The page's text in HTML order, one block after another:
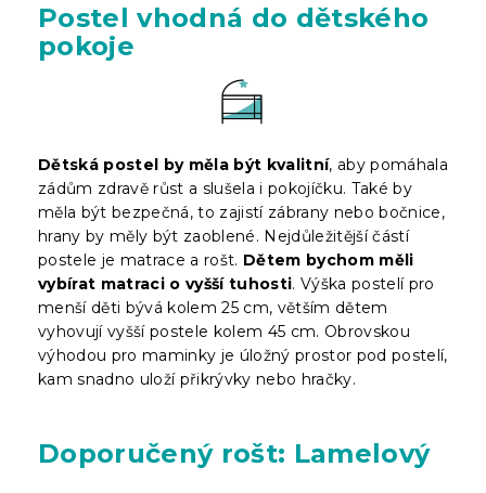
Postel vhodná do dětského
pokoje
Dětská postel by měla být kvalitní, aby pomáhala
zádům zdravě růst a slušela i pokojíčku. Také by
měla být bezpečná, to zajistí zábrany nebo bočnice,
hrany by měly být zaoblené. Nejdůležitější částí
postele je matrace a rošt. Dětem bychom měli
vybírat matraci o vyšší tuhosti. Výška postelí pro
menší děti bývá kolem 25 cm, větším dětem
vyhovují vyšší postele kolem 45 cm. Obrovskou
výhodou pro maminky je úložný prostor pod postelí,
kam snadno uloží přikrývky nebo hračky.
Doporučený rošt: Lamelový